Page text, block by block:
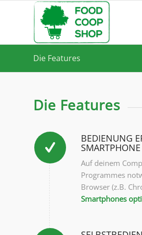
Die Features
Die Features
BEDIENUNG
SMARTPHONE
Auf deinem
Programmes
Browser (z.B.
Smartphones